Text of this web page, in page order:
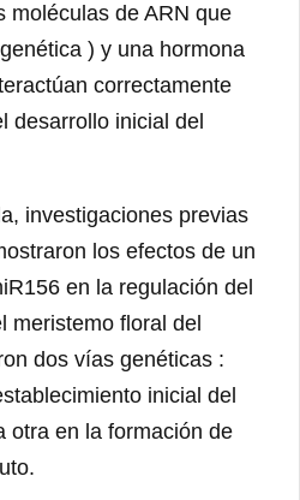
moléculas de ARN que
) y una hormona
correctamente
desarrollo inicial del
investigaciones previas
los efectos de un
en la regulación del
meristemo floral del
dos vías genéticas :
inicial del
otra en la formación de